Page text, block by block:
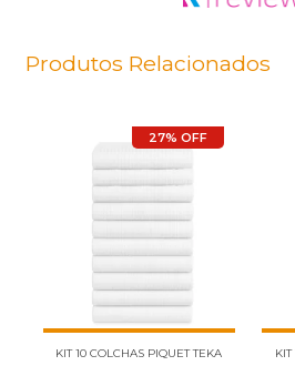
Produtos Relacionados
27% OFF
KIT 10 COLCHAS PIQUET TEKA